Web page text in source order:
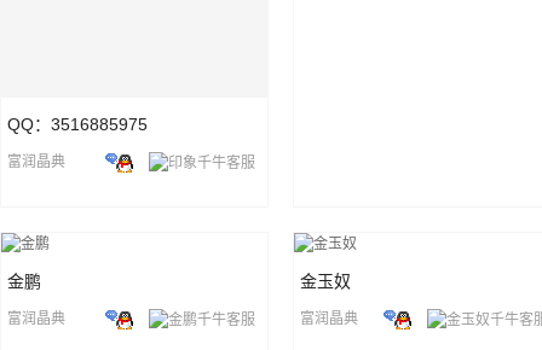
QQ：3516885975
富润晶典
金鹏
富润晶典
金玉奴
富润晶典